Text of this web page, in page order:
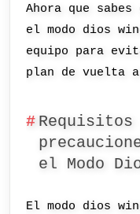
Ahora que
el modo dios
equipo para
plan de vuelta
el Modo
El modo dios